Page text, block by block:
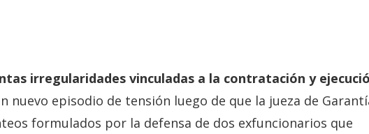
irregularidades vinculadas a la contratación y
nuevo episodio de tensión luego de que la jueza de
formulados por la defensa de dos exfuncionarios que